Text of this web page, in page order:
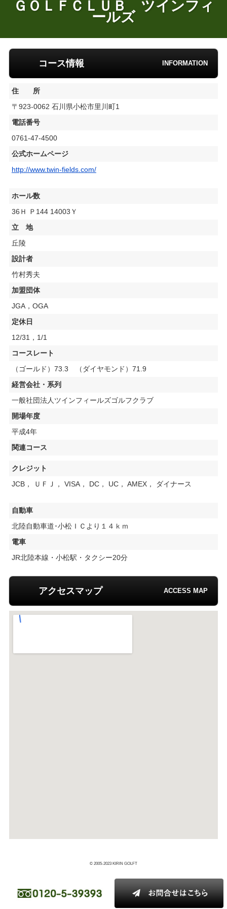
ＧＯＬＦＣＬＵＢ ツインフィ
ールズ
コース情報 INFORMATION
住 所
〒923-0062 石川県小松市里川町1
電話番号
0761-47-4500
公式ホームページ
http://www.twin-fields.com/
ホール数
36Ｈ Ｐ144 14003Ｙ
立 地
丘陵
設計者
竹村秀夫
加盟団体
JGA，OGA
定休日
12/31，1/1
コースレート
（ゴールド）73.3 （ダイヤモンド）71.9
経営会社・系列
一般社団法人ツインフィールズゴルフクラブ
開場年度
平成4年
関連コース
クレジット
JCB， ＵＦＪ， VISA， DC， UC， AMEX， ダイナース
自動車
北陸自動車道･小松ＩＣより１４ｋｍ
電車
JR北陸本線・小松駅・タクシー20分
アクセスマップ ACCESS MAP
© 2005-2023 KIRIN GOLFT